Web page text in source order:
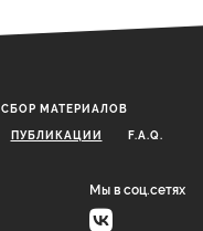
CБОР МАТЕРИАЛОВ
ПУБЛИКАЦИИ F.A.Q.
Мы в соц.сетях